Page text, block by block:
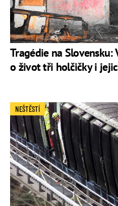
Tragédie na
o život tři holčičky i
NEŠTĚSTÍ